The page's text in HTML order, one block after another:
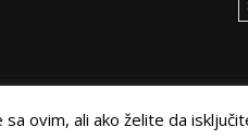
ovim, ali ako želite da